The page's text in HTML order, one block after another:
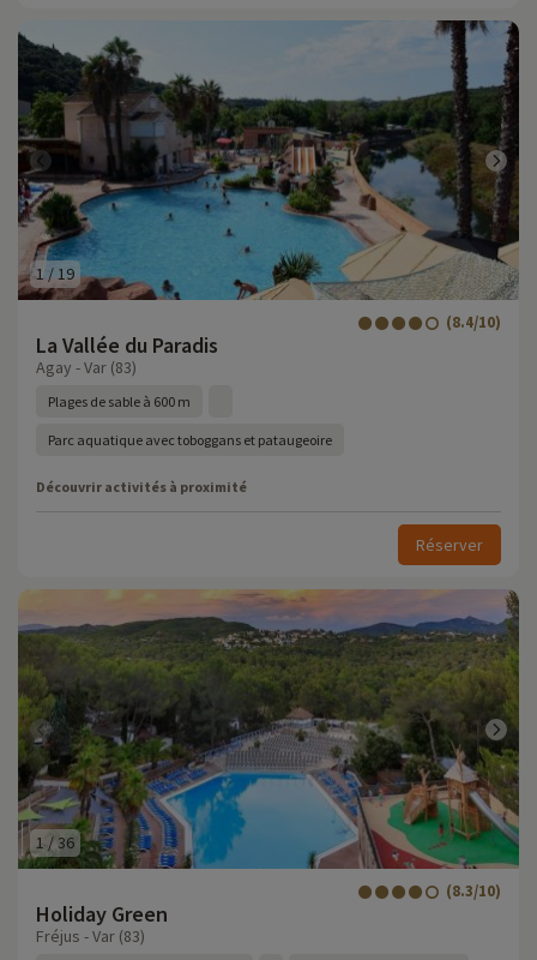
1 /19
La Vallée du Paradis
(8.4/10)
Agay - Var (83)
Plages de sable à 600 m
Parc aquatique avec toboggans et pataugeoire
Découvrir activités à proximité
Réserver
1 /36
Holiday Green
(8.3/10)
Fréjus - Var (83)